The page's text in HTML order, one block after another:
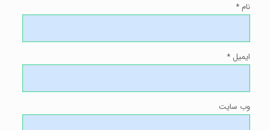
نام *
ایمیل *
وب‌ سایت